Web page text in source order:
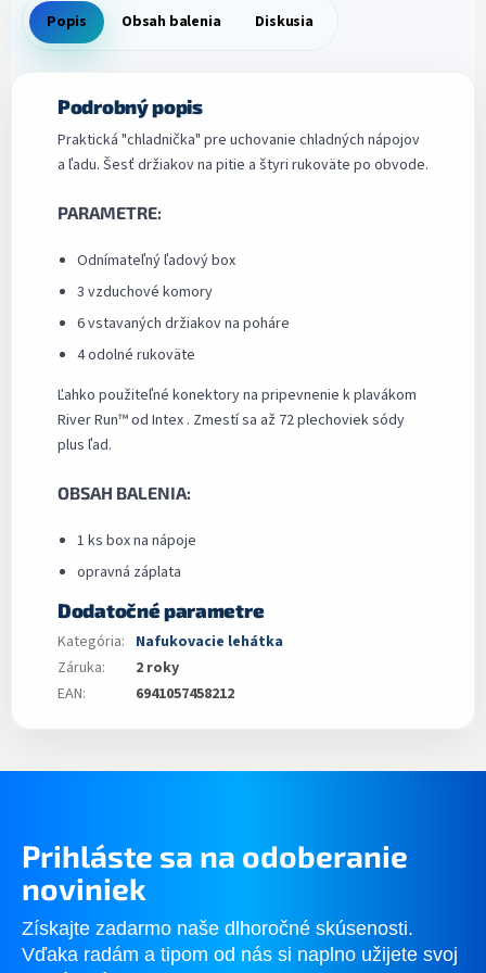
Popis Obsah balenia Diskusia
Podrobný popis
Praktická "chladnička" pre uchovanie chladných nápojov
a ľadu. Šesť držiakov na pitie a štyri rukoväte po obvode.
PARAMETRE:
Odnímateľný ľadový box
3 vzduchové komory
6 vstavaných držiakov na poháre
4 odolné rukoväte
Ľahko použiteľné konektory na pripevnenie k plavákom
River Run™ od Intex . Zmestí sa až 72 plechoviek sódy
plus ľad.
OBSAH BALENIA:
1 ks box na nápoje
opravná záplata
Dodatočné parametre
Kategória: Nafukovacie lehátka
Záruka:
2 roky
EAN: 6941057458212
Prihláste sa na odoberanie
noviniek
Získajte zadarmo naše dlhoročné skúsenosti.
Vďaka radám a tipom od nás si naplno užijete svoj